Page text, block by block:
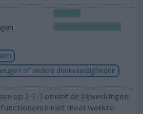
of andere denkvaardigheden
op 2-1-2 omdat de bijwerkingen
niet meer werkte.